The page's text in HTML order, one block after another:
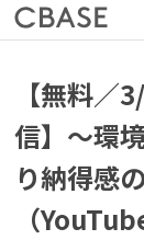
活用シーン
導入事例
【無料
信】〜環
り納得感
（